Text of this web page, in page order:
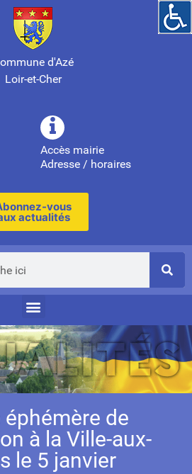
d'Azé
Loir-et-Cher
Accès mairie
Adresse / horaires
vous
actualités
éphémère de
à la Ville-aux-
le 5 janvier